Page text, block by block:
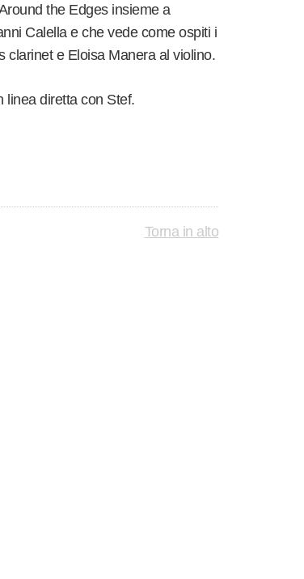
the Edges insieme a
Calella e che vede come ospiti i
clarinet e Eloisa Manera al violino.
linea diretta con Stef.
Torna in alto